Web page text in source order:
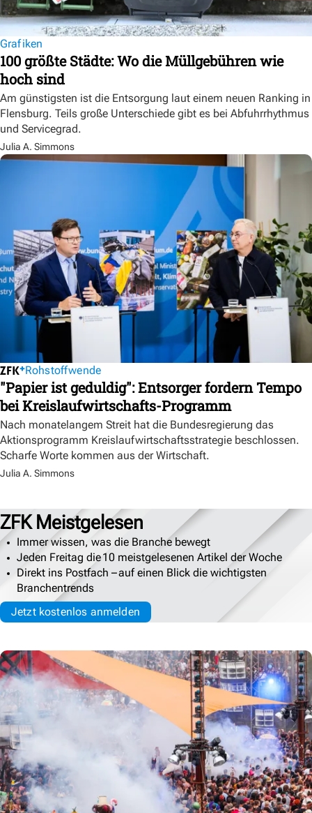
Grafiken
100 größte Städte: Wo die Müllgebühren wie
hoch sind
Am günstigsten ist die Entsorgung laut einem neuen Ranking in
Flensburg. Teils große Unterschiede gibt es bei Abfuhrrhythmus
und Servicegrad.
Julia A. Simmons
Rohstoffwende
"Papier ist geduldig": Entsorger fordern Tempo
bei Kreislaufwirtschafts-Programm
Nach monatelangem Streit hat die Bundesregierung das
Aktionsprogramm Kreislaufwirtschaftsstrategie beschlossen.
Scharfe Worte kommen aus der Wirtschaft.
Julia A. Simmons
ZFK Meistgelesen
Immer wissen, was die Branche bewegt
Jeden Freitag die 10 meistgelesenen Artikel der Woche
Direkt ins Postfach – auf einen Blick die wichtigsten
Branchentrends
Jetzt kostenlos anmelden